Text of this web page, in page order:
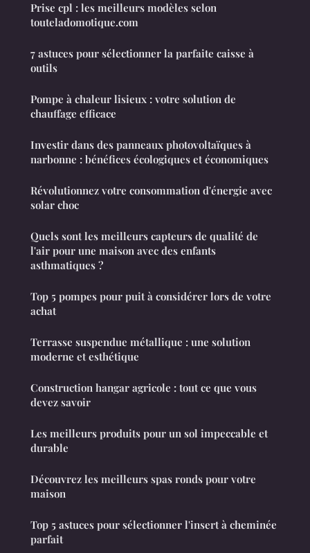
Prise cpl : les meilleurs modèles selon
touteladomotique.com
7 astuces pour sélectionner la parfaite caisse à
outils
Pompe à chaleur lisieux : votre solution de
chauffage efficace
Investir dans des panneaux photovoltaïques à
narbonne : bénéfices écologiques et économiques
Révolutionnez votre consommation d'énergie avec
solar choc
Quels sont les meilleurs capteurs de qualité de
l'air pour une maison avec des enfants
asthmatiques ?
Top 5 pompes pour puit à considérer lors de votre
achat
Terrasse suspendue métallique : une solution
moderne et esthétique
Construction hangar agricole : tout ce que vous
devez savoir
Les meilleurs produits pour un sol impeccable et
durable
Découvrez les meilleurs spas ronds pour votre
maison
Top 5 astuces pour sélectionner l'insert à cheminée
parfait